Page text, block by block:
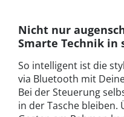
Nicht nur
Smarte Technik in
So intelligent ist die
via Bluetooth mit
Bei der Steuerung
in der Tasche bleiben.